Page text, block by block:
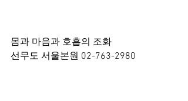
몸과 마음과 호흡의 조화
선무도 서울본원 02-763-2980